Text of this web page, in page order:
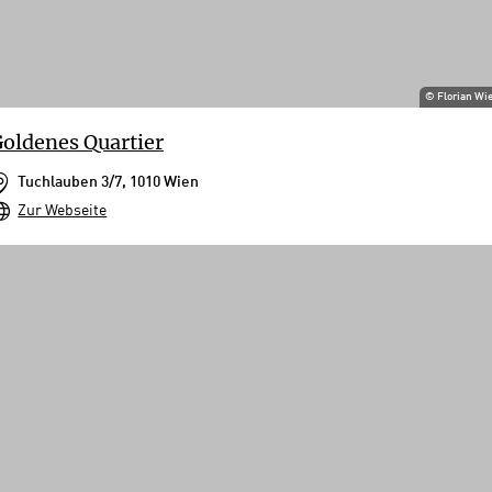
© Florian
Quartier
Tuchlauben 3/7, 1010 Wien
Zur Webseite